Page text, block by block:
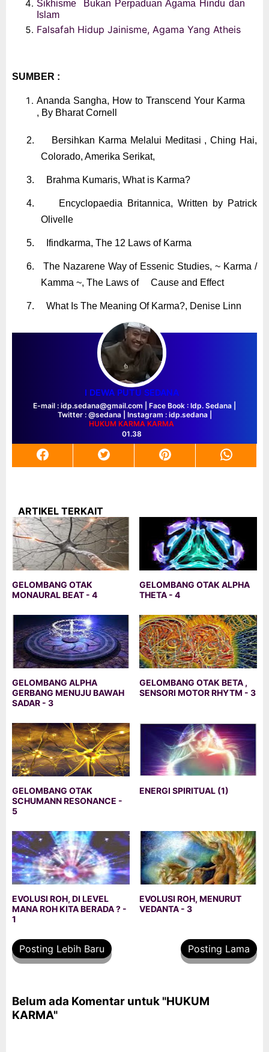
Sikhisme Bukan Perpaduan Agama Hindu dan
Islam
Falsafah Hidup Jainisme, Agama Yang Atheis
SUMBER :
Ananda Sangha, How to Transcend Your Karma
, By Bharat Cornell
2. Bersihkan Karma Melalui Meditasi ,Ching Hai,
Colorado, Amerika Serikat,
3. Brahma Kumaris, What is Karma?
4. Encyclopaedia Britannica, Written by Patrick
Olivelle
5. Ifindkarma, The 12 Laws of Karma
6. The Nazarene Way of Essenic Studies,~ Karma /
Kamma ~, The Laws of Cause and Effect
7. What Is The Meaning Of Karma?, Denise Linn
I DEWA PUTU SEDANA
E-mail : idp.sedana@gmail.com | Face Book : Idp. Sedana |
Twitter : @sedana | Instagram : idp.sedana |
HUKUM KARMA KARMA
01.38
ARTIKEL TERKAIT
GELOMBANG OTAK
MONAURAL BEAT - 4
GELOMBANG OTAK ALPHA
THETA - 4
GELOMBANG ALPHA
GERBANG MENUJU BAWAH
SADAR - 3
GELOMBANG OTAK BETA ,
SENSORI MOTOR RHYTM - 3
GELOMBANG OTAK
SCHUMANN RESONANCE -
5
ENERGI SPIRITUAL (1)
EVOLUSI ROH, DI LEVEL
MANA ROH KITA BERADA ? -
1
EVOLUSI ROH, MENURUT
VEDANTA - 3
Posting Lebih Baru Posting Lama
Belum ada Komentar untuk "HUKUM
KARMA"